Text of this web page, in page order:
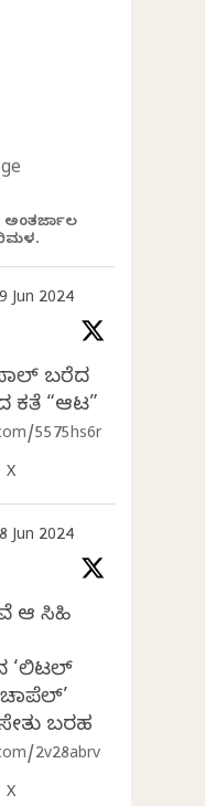
ಅಂತರ್ಜಾಲ
9 Jun 2024
ಬರೆದ
ಕತೆ “ಆಟ”
5575hs6r
X
8 Jun 2024
ಆ ಸಿಹಿ
‘ಲಿಟಲ್
ಬರಹ
2v28abrv
X